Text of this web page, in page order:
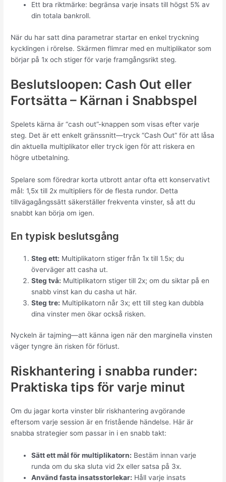
Ett bra riktmärke: begränsa varje insats till högst 5% av
din totala bankroll.
När du har satt dina parametrar startar en enkel tryckning
kycklingen i rörelse. Skärmen flimrar med en multiplikator som
börjar på 1x och stiger för varje framgångsrikt steg.
Beslutsloopen: Cash Out eller
Fortsätta – Kärnan i Snabbspel
Spelets kärna är “cash out”-knappen som visas efter varje
steg. Det är ett enkelt gränssnitt—tryck “Cash Out” för att låsa
din aktuella multiplikator eller tryck igen för att riskera en
högre utbetalning.
Spelare som föredrar korta utbrott antar ofta ett konservativt
mål: 1,5x till 2x multipliers för de flesta rundor. Detta
tillvägagångssätt säkerställer frekventa vinster, så att du
snabbt kan börja om igen.
En typisk beslutsgång
Steg ett: Multiplikatorn stiger från 1x till 1.5x; du
överväger att casha ut.
Steg två: Multiplikatorn stiger till 2x; om du siktar på en
snabb vinst kan du casha ut här.
Steg tre: Multiplikatorn når 3x; ett till steg kan dubbla
dina vinster men ökar också risken.
Nyckeln är tajming—att känna igen när den marginella vinsten
väger tyngre än risken för förlust.
Riskhantering i snabba runder:
Praktiska tips för varje minut
Om du jagar korta vinster blir riskhantering avgörande
eftersom varje session är en fristående händelse. Här är
snabba strategier som passar in i en snabb takt:
Sätt ett mål för multiplikatorn: Bestäm innan varje
runda om du ska sluta vid 2x eller satsa på 3x.
Använd fasta insatsstorlekar: Håll varje insats